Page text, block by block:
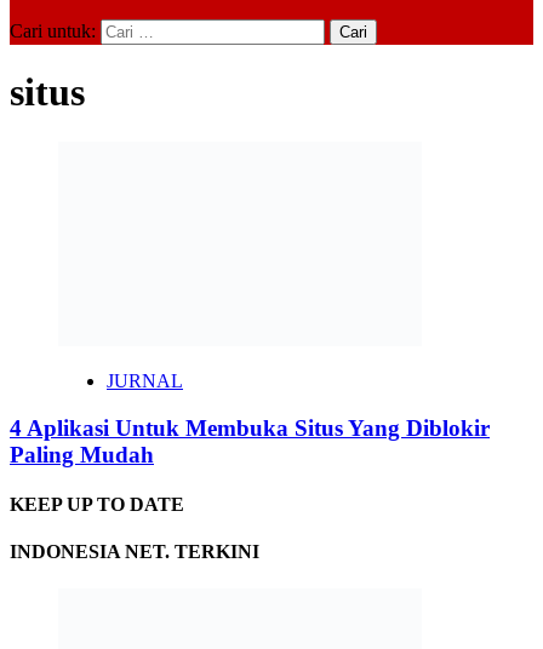
Cari untuk:
situs
JURNAL
4 Aplikasi Untuk Membuka Situs Yang Diblokir
Paling Mudah
KEEP UP TO DATE
INDONESIA NET. TERKINI